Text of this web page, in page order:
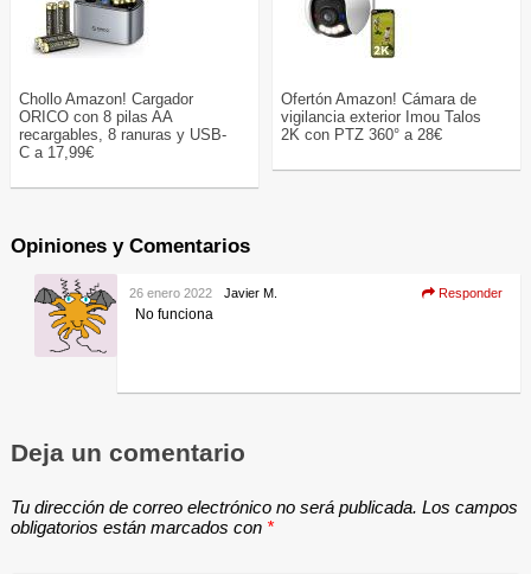
Chollo Amazon! Cargador
ORICO con 8 pilas AA
recargables, 8 ranuras y USB-
C a 17,99€
Ofertón Amazon! Cámara de
vigilancia exterior Imou Talos
2K con PTZ 360° a 28€
Opiniones y Comentarios
Javier M.
26 enero 2022 Responder
No funciona
Deja un comentario
Tu dirección de correo electrónico no será publicada. Los campos
obligatorios están marcados con *